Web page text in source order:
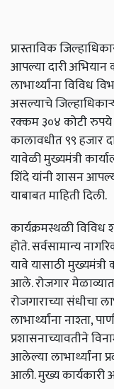
प्रास्ताविक
आपल्या दारी
लाभार्थ्यांना विविध
असल्याचे
रक्कम ३०४ कोटी
कालावधीत ९९ हजार
यावेळी मुख्यमंत्री
शिंदे यांनी शासन
याबाबत माहिती दिली.
कार्यक्रमस्थळी
होते. सर्वसामान्य
यावे यासाठी मुख्यमंत्री
आले. रोजगार
रोजगाराच्या संधीचा
लाभार्थ्यांना नाश्ता,
प्रशासनाच्यावतीने
आलेल्या लाभार्थ्यांना
आली. मुख्य कार्यकारी